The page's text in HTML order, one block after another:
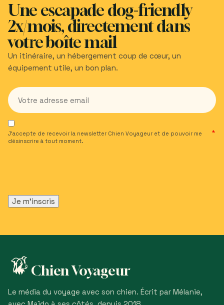
Une escapade dog-friendly
2x/mois, directement dans
votre boîte mail
Un itinéraire, un hébergement coup de cœur, un
équipement utile, un bon plan.
J’accepte de recevoir la newsletter Chien Voyageur et de pouvoir me
désinscrire à tout moment.
Chien Voyageur
Le média du voyage avec son chien. Écrit par Mélanie,